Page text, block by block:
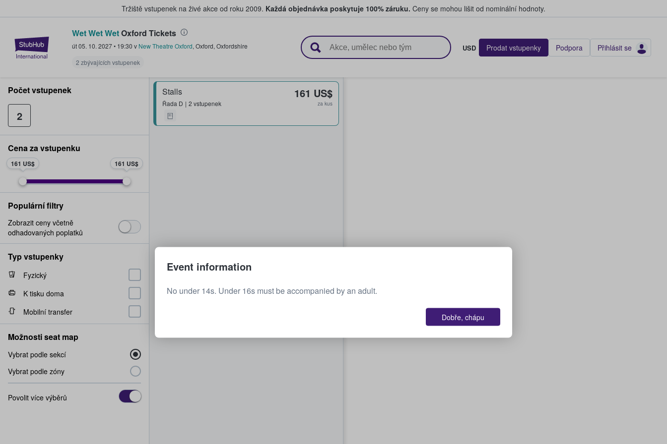
Tržiště vstupenek na živé akce od roku 2009. Každá objednávka poskytuje 100% záruku. Ceny se mohou lišit od nominální hodnoty.
StubHub – Místo, kde fanoušci kupují a prodávají vstupenky
Wet Wet WetOxford Tickets
út 05. 10. 2027• 19:30 v New Theatre Oxford, Oxford, Oxfordshire
2 zbývajících vstupenek
USD Prodat vstupenky Podpora Přihlásit se
Stalls
Řada D 2 vstupenek
161 US$
za kus
Počet vstupenek
2
Cena za vstupenku
161 US$ 161 US$
Populární filtry
Zobrazit ceny včetně
odhadovaných poplatků
Typ vstupenky
Fyzický
K tisku doma
Mobilní transfer
Možnosti seat map
Vybrat podle sekcí
Vybrat podle zóny
Povolit více výběrů
Event information
No under 14s. Under 16s must be accompanied by an adult.
Dobře, chápu